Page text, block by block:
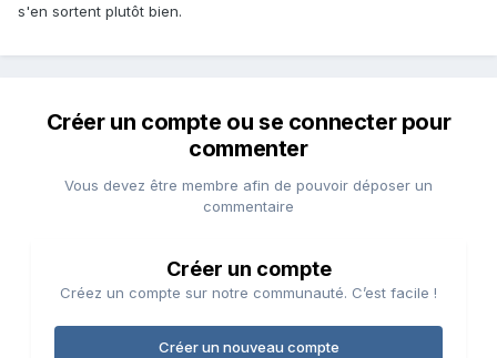
s'en sortent plutôt bien.
Créer un compte ou se connecter pour
commenter
Vous devez être membre afin de pouvoir déposer un
commentaire
Créer un compte
Créez un compte sur notre communauté. C’est facile !
Créer un nouveau compte